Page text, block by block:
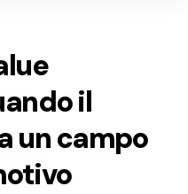
il
un campo